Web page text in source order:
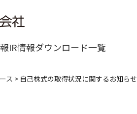
IR情報ダウンロード一覧
ス > 自己株式の取得状況に関するお知らせ